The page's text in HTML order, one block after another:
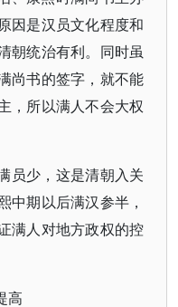
因是汉员文化程度和
朝统治有利。同时虽
尚书的签字，就不能
，所以满人不会大权
员少，这是清朝入关
中期以后满汉参半，
满人对地方政权的控
高